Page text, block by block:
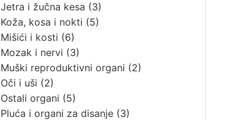
Jetra i žučna kesa (3)
Koža, kosa i nokti (5)
Mišići i kosti (6)
Mozak i nervi (3)
Muški reproduktivni organi (2)
Oči i uši (2)
Ostali organi (5)
Pluća i organi za disanje(3)